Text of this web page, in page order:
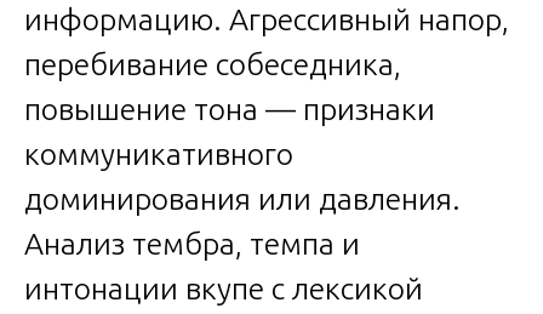
информацию. Агрессивный напор,
перебивание собеседника,
повышение тона — признаки
коммуникативного
доминирования или давления.
Анализ тембра, темпа и
интонации вкупе с лексикой